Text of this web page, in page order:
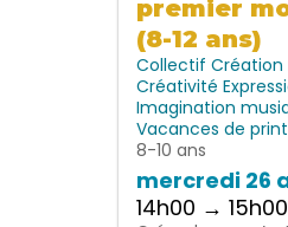
premier
(8-12 ans)
Collectif Création
Créativité
Imagination
Vacances de
8-10 ans
mercredi 26
14h00 → 15h00